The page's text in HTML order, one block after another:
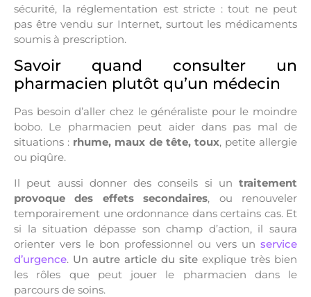
sécurité, la réglementation est stricte : tout ne peut
pas être vendu sur Internet, surtout les médicaments
soumis à prescription.
Savoir quand consulter un
pharmacien plutôt qu’un médecin
Pas besoin d’aller chez le généraliste pour le moindre
bobo. Le pharmacien peut aider dans pas mal de
situations : rhume, maux de tête, toux, petite allergie
ou piqûre.
Il peut aussi donner des conseils si un traitement
provoque des effets secondaires, ou renouveler
temporairement une ordonnance dans certains cas. Et
si la situation dépasse son champ d’action, il saura
orienter vers le bon professionnel ou vers un service
d’urgence. Un autre article du site explique très bien
les rôles que peut jouer le pharmacien dans le
parcours de soins.